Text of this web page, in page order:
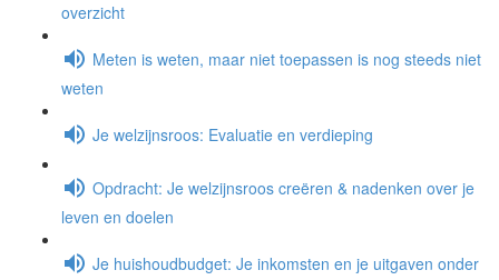
overzicht
Meten is weten, maar niet toepassen is nog steeds niet
weten
Je welzijnsroos: Evaluatie en verdieping
Opdracht: Je welzijnsroos creëren & nadenken over je
leven en doelen
Je huishoudbudget: Je inkomsten en je uitgaven onder